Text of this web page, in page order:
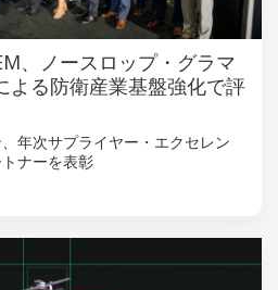
、ノースロップ・グラマ
よる防衛産業基盤強化で評
年次サプライヤー・エクセレン
ナーを表彰